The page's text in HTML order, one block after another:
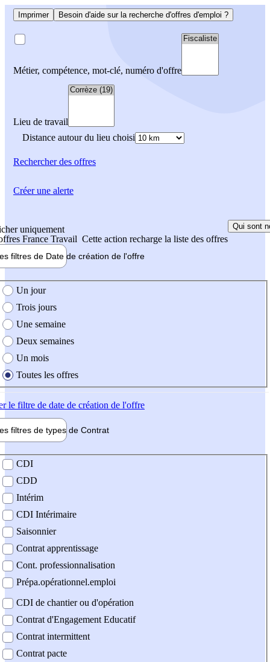
Imprimer Besoin d'aide sur la recherche d'offres d'emploi ?
Métier, compétence, mot-clé, numéro d'offre
Lieu de travail
Distance autour du lieu choisi
Rechercherdes offres
uniquement
France Travail Cette action recharge la liste des offres
Qui sont
filtres de Date de création de l'offre
création de l'offre
Un jour
Trois jours
Une semaine
Deux semaines
Un mois
Toutes les offres
le filtre de date de création de l'offre
filtres de types de Contrat
contrat
CDI
CDD
Intérim
CDI Intérimaire
Saisonnier
Contrat apprentissage
Cont. professionnalisation
Prépa.opérationnel.emploi
CDI de chantier ou d'opération
Contrat d'Engagement Educatif
Contrat intermittent
Contrat pacte
Créer une alerte